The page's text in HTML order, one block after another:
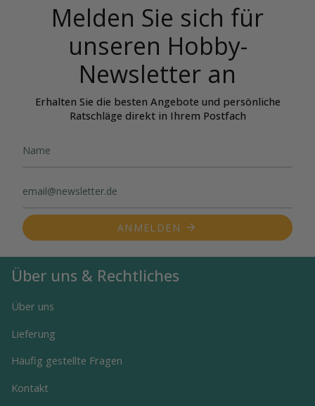
Melden Sie sich für
unseren Hobby-
Newsletter an
Erhalten Sie die besten Angebote und persönliche
Ratschläge direkt in Ihrem Postfach
ANMELDEN
Über uns & Rechtliches
Über uns
Lieferung
Häufig gestellte Fragen
Kontakt